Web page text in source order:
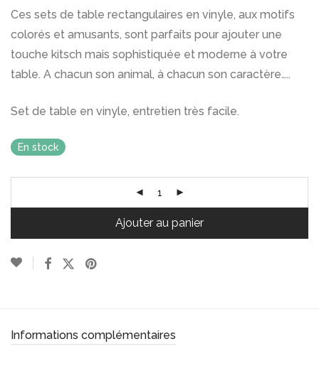
Ces sets de table rectangulaires en vinyle, aux motifs
colorés et amusants, sont parfaits pour ajouter une
touche kitsch mais sophistiquée et moderne à votre
table. A chacun son animal, à chacun son caractère…..
Set de table en vinyle, entretien très facile.
En stock
Ajouter au panier
Informations complémentaires